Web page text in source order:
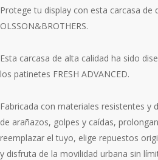
Protege tu display con esta carcasa de
OLSSON&BROTHERS.
Esta carcasa de alta calidad ha sido
los patinetes FRESH ADVANCED.
Fabricada con materiales resistentes y
de arañazos, golpes y caídas,
reemplazar el tuyo, elige repuestos
y disfruta de la movilidad urbana sin